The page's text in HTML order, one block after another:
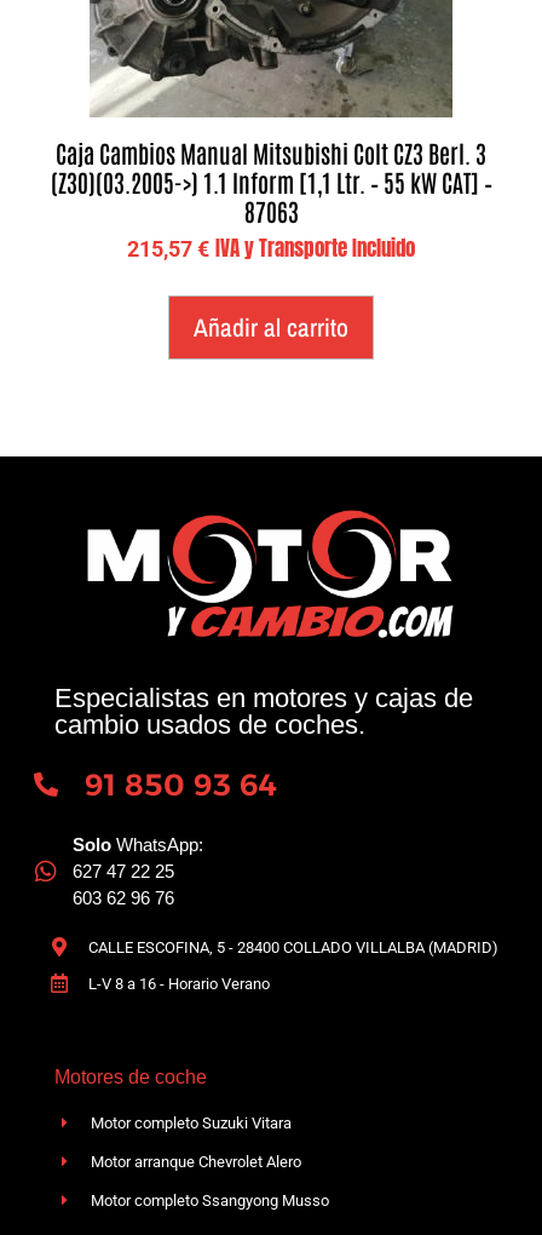
Caja Cambios Manual Mitsubishi Colt CZ3 Berl. 3
(Z30)(03.2005->) 1.1 Inform [1,1 Ltr. – 55 kW CAT] –
87063
215,57€ IVA y Transporte Incluido
Añadir al carrito
Especialistas en motores y cajas de
cambio usados de coches.
91 850 93 64
Solo WhatsApp:
627 47 22 25
603 62 96 76
CALLE ESCOFINA, 5 - 28400 COLLADO VILLALBA (MADRID)
L-V 8 a 16 - Horario Verano
Motores de coche
Motor completo Suzuki Vitara
Motor arranque Chevrolet Alero
Motor completo Ssangyong Musso